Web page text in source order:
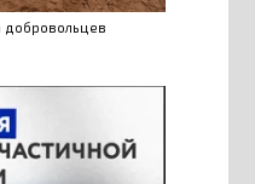
добровольцев